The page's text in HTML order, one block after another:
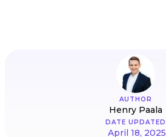
AUTHOR
Henry Paala
DATE UPDATED
April 18, 2025